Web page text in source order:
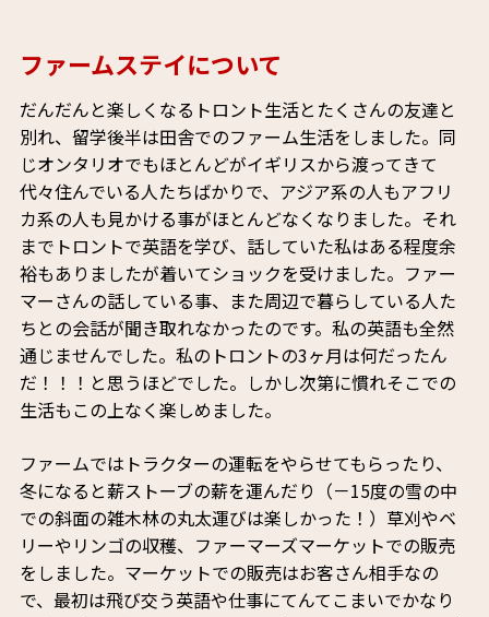
ファームステイについて
だんだんと楽しくなるトロント生活とたくさんの友達と
別れ、留学後半は田舎でのファーム生活をしました。同
じオンタリオでもほとんどがイギリスから渡ってきて
代々住んでいる人たちばかりで、アジア系の人もアフリ
カ系の人も見かける事がほとんどなくなりました。それ
までトロントで英語を学び、話していた私はある程度余
裕もありましたが着いてショックを受けました。ファー
マーさんの話している事、また周辺で暮らしている人た
ちとの会話が聞き取れなかったのです。私の英語も全然
通じませんでした。私のトロントの3ヶ月は何だったん
だ！！！と思うほどでした。しかし次第に慣れそこでの
生活もこの上なく楽しめました。
ファームではトラクターの運転をやらせてもらったり、
冬になると薪ストーブの薪を運んだり（－15度の雪の中
での斜面の雑木林の丸太運びは楽しかった！）草刈やベ
リーやリンゴの収穫、ファーマーズマーケットでの販売
をしました。マーケットでの販売はお客さん相手なの
で、最初は飛び交う英語や仕事にてんてこまいでかなり